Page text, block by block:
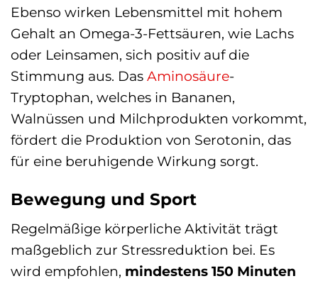
Ebenso wirken Lebensmittel mit hohem
Gehalt an Omega-3-Fettsäuren, wie Lachs
oder Leinsamen, sich positiv auf die
Stimmung aus. Das Aminosäure-
Tryptophan, welches in Bananen,
Walnüssen und Milchprodukten vorkommt,
fördert die Produktion von Serotonin, das
für eine beruhigende Wirkung sorgt.
Bewegung und Sport
Regelmäßige körperliche Aktivität trägt
maßgeblich zur Stressreduktion bei. Es
wird empfohlen, mindestens 150 Minuten